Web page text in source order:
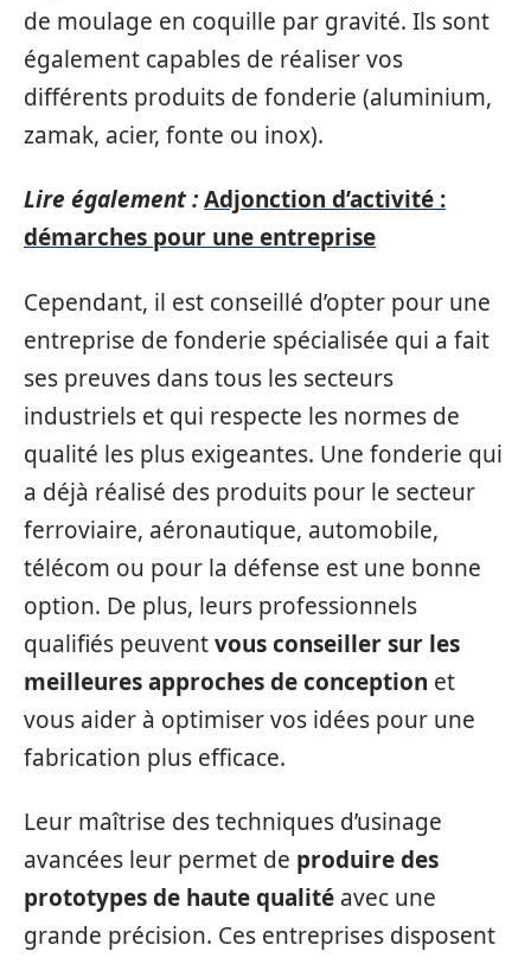
de moulage en coquille par gravité. Ils sont
également capables de réaliser vos
différents produits de fonderie (aluminium,
zamak, acier, fonte ou inox).
Lire également :Adjonction d’activité :
démarches pour une entreprise
Cependant, il est conseillé d’opter pour une
entreprise de fonderie spécialisée qui a fait
ses preuves dans tous les secteurs
industriels et qui respecte les normes de
qualité les plus exigeantes. Une fonderie qui
a déjà réalisé des produits pour le secteur
ferroviaire, aéronautique, automobile,
télécom ou pour la défense est une bonne
option. De plus, leurs professionnels
qualifiés peuventvous conseiller sur les
meilleures approches de conception et
vous aider à optimiser vos idées pour une
fabrication plus efficace.
Leur maîtrise des techniques d’usinage
avancées leur permet de produire des
prototypes de haute qualité avec une
grande précision. Ces entreprises disposent